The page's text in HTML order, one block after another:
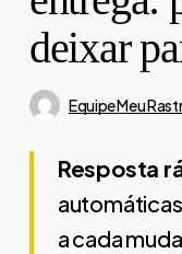
deixar
Equipe Meu
Resposta
a cada